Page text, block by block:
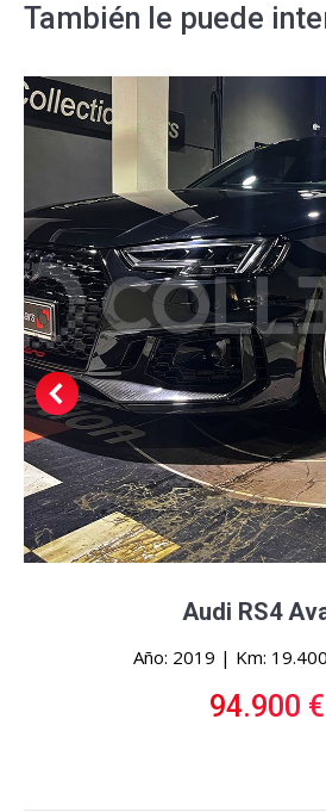
También le puede
Audi RS4
Año: 2019 | Km:
94.900 €